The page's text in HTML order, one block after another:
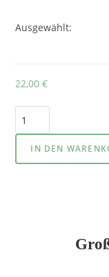
Ausgewählt:
22,00€
IN DEN